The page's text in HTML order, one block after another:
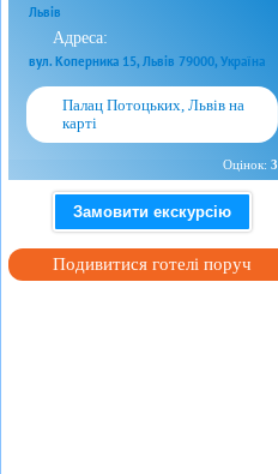
Львів
Адреса:
вул. Коперника 15, Львів 79000, Україна
Палац Потоцьких, Львів на
карті
Оцінок: 3
Замовити екскурсію
Подивитися готелі поруч